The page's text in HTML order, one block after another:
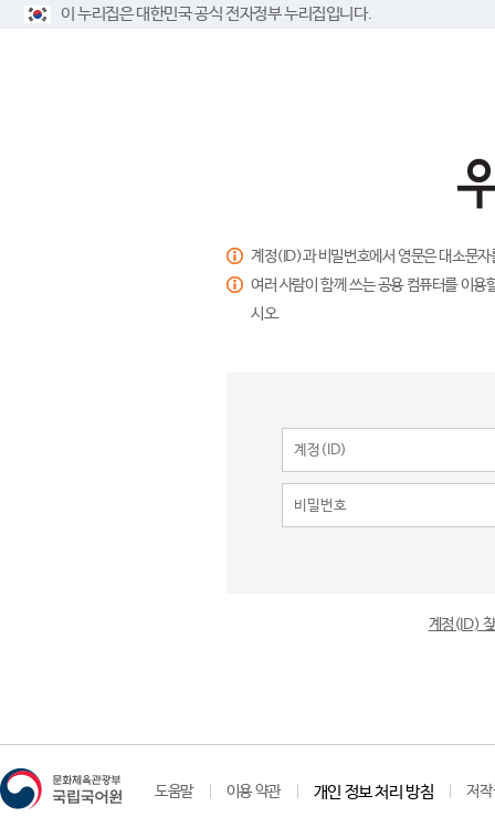
이 누리집은 대한민국 공식 전자정부 누리집입니다.
계정(ID)과 비밀번호에서 영문은 대소문
여러 사람이 함께 쓰는 공용 컴퓨터를 이
시오.
계정(ID)
도움말 이용 약관 개인 정보 처리 방침 저